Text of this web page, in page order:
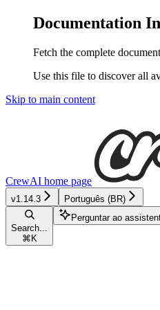
Documentation
Fetch the complete
Use this file to discover all
Skip to main content
CrewAI home page
v1.14.3 Português (BR)
Search...
⌘ K
Perguntar ao